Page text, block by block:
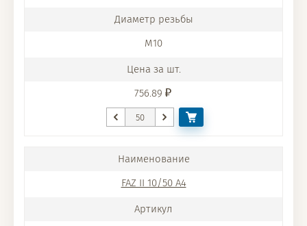
M10
756.89
FAZ II 10/50 A4